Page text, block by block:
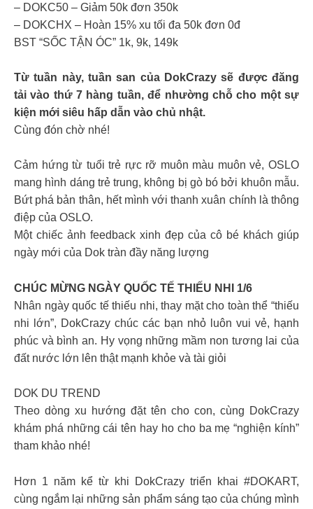
– DOKC50 – Giảm 50k đơn 350k
– DOKCHX – Hoàn 15% xu tối đa 50k đơn 0đ
BST “SỐC TẬN ÓC” 1k, 9k, 149k
Từ tuần này, tuần san của DokCrazy sẽ được đăng
tải vào thứ 7 hàng tuần, để nhường chỗ cho một sự
kiện mới siêu hấp dẫn vào chủ nhật.
Cùng đón chờ nhé!
Cảm hứng từ tuổi trẻ rực rỡ muôn màu muôn vẻ, OSLO
mang hình dáng trẻ trung, không bị gò bó bởi khuôn mẫu.
Bứt phá bản thân, hết mình với thanh xuân chính là thông
điệp của OSLO.
Một chiếc ảnh feedback xinh đẹp của cô bé khách giúp
ngày mới của Dok tràn đầy năng lượng
CHÚC MỪNG NGÀY QUỐC TẾ THIẾU NHI 1/6
Nhân ngày quốc tế thiếu nhi, thay mặt cho toàn thể “thiếu
nhi lớn”, DokCrazy chúc các bạn nhỏ luôn vui vẻ, hạnh
phúc và bình an. Hy vọng những mầm non tương lai của
đất nước lớn lên thật mạnh khỏe và tài giỏi
DOK DU TREND
Theo dòng xu hướng đặt tên cho con, cùng DokCrazy
khám phá những cái tên hay ho cho ba mẹ “nghiện kính”
tham khảo nhé!
Hơn 1 năm kể từ khi DokCrazy triển khai #DOKART,
cùng ngắm lại những sản phẩm sáng tạo của chúng mình